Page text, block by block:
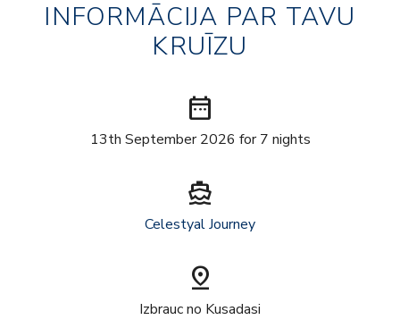
INFORMĀCIJA PAR TAVU
KRUĪZU
date_range
13th September 2026 for 7 nights
directions_boat
Celestyal Journey
pin_drop
Izbrauc no Kusadasi